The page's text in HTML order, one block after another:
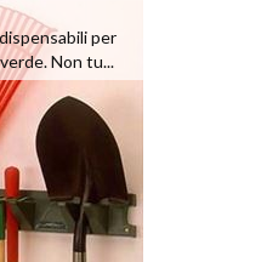
per
Non tu...